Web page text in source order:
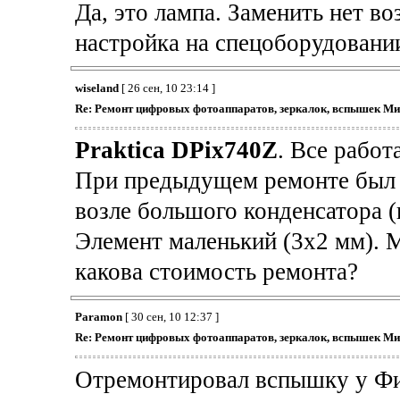
Да, это лампа. Заменить нет
настройка на
wiseland[ 26 сен, 10 23:14 ]
Re: Ремонт цифровых фотоаппаратов, зеркалок, вспышек
Praktica DPix740Z. Все
При предыдущем ремонте был
возле большого
Элемент маленький (3х2 мм).
какова стоимость ремонта?
Paramon[ 30 сен, 10 12:37 ]
Re: Ремонт цифровых фотоаппаратов, зеркалок, вспышек
Отремонтировал вспышку у